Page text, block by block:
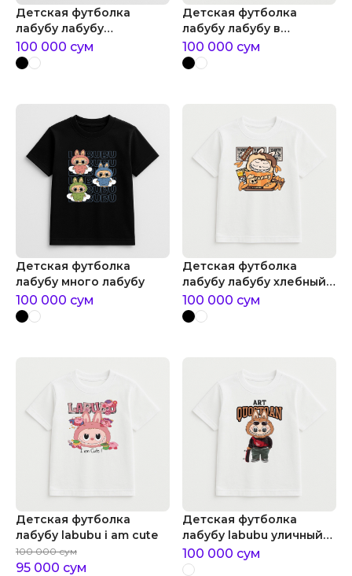
Детская футболка
лабубу лабубу
удачливый мальчик
100 000 сум
Детская футболка
лабубу лабубу в
костюме арбуза
100 000 сум
Детская футболка
лабубу много лабубу
100 000 сум
Детская футболка
лабубу лабубу хлебный
пакет
100 000 сум
Детская футболка
лабубу labubu i am cute
100 000 сум
95 000 сум
Детская футболка
лабубу labubu уличный
парень
100 000 сум